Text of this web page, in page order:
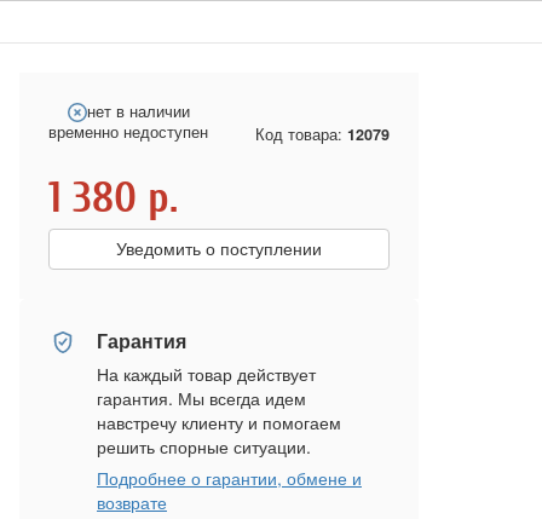
нет в наличии
временно недоступен
Код товара: 12079
1 380 р.
Уведомить о поступлении
Гарантия
На каждый товар действует
гарантия. Мы всегда идем
навстречу клиенту и помогаем
решить спорные ситуации.
Подробнее о гарантии, обмене и
возврате